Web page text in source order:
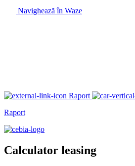
Navighează în Waze
Raport
Raport
Calculator leasing